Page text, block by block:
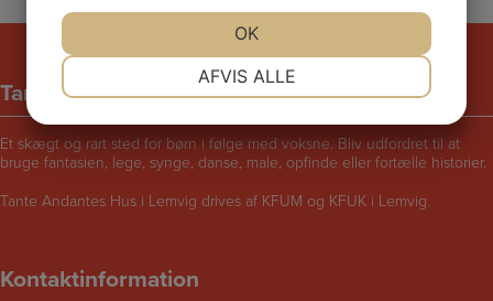
Tante Andantes hus
Et skægt og rart sted for børn i følge med voksne. Bliv udfordret til at
bruge fantasien, lege, synge, danse, male, opfinde eller fortælle historier.
Tante Andantes Hus i Lemvig drives af KFUM og KFUK i Lemvig.
Kontaktinformation
MARKETING STATISTIK
AFVIS ALLE
OK